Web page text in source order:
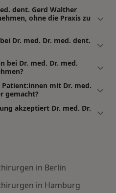
dent. Gerd Walther
ohne die Praxis zu
Dr. med. Dr. med. dent.
bei Dr. med. Dr. med.
mit Dr. med.
gemacht?
akzeptiert Dr. med. Dr.
in Berlin
in Hamburg